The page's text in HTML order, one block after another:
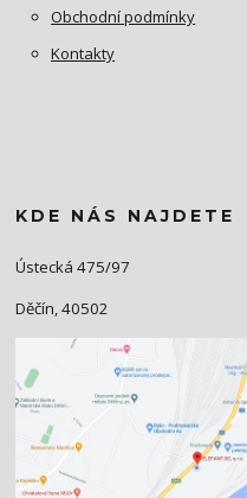
Obchodní podmínky
Kontakty
KDE NÁS NAJDETE
Ústecká 475/97
Děčín, 40502